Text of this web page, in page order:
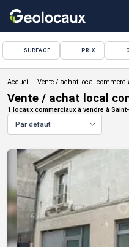
SURFACE PRIX
Vente / achat local
Vente / achat local
1 locaux commerciaux à vendre à
Par défaut